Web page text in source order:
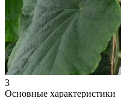
3
Основные характеристики